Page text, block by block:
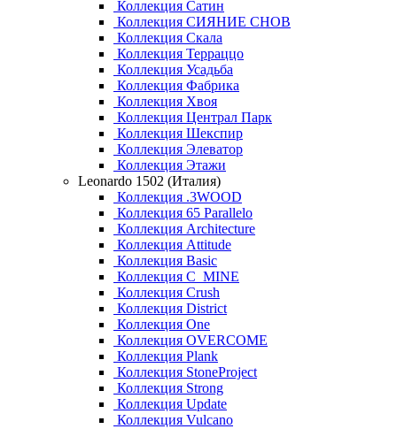
Коллекция Сатин
Коллекция СИЯНИЕ СНОВ
Коллекция Скала
Коллекция Терраццо
Коллекция Усадьба
Коллекция Фабрика
Коллекция Хвоя
Коллекция Централ Парк
Коллекция Шекспир
Коллекция Элеватор
Коллекция Этажи
Leonardo 1502 (Италия)
Коллекция .3WOOD
Коллекция 65 Parallelo
Коллекция Architecture
Коллекция Attitude
Коллекция Basic
Коллекция C_MINE
Коллекция Crush
Коллекция District
Коллекция One
Коллекция OVERCOME
Коллекция Plank
Коллекция StoneProject
Коллекция Strong
Коллекция Update
Коллекция Vulcano